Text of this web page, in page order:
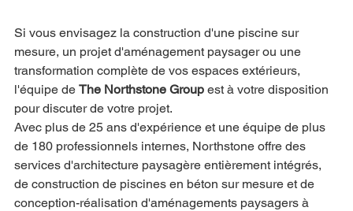
Si vous envisagez la construction d'une piscine sur
mesure, un projet d'aménagement paysager ou une
transformation complète de vos espaces extérieurs,
l'équipe de The Northstone Group est à votre disposition
pour discuter de votre projet.
Avec plus de 25 ans d'expérience et une équipe de plus
de 180 professionnels internes, Northstone offre des
services d'architecture paysagère entièrement intégrés,
de construction de piscines en béton sur mesure et de
conception-réalisation d'aménagements paysagers à